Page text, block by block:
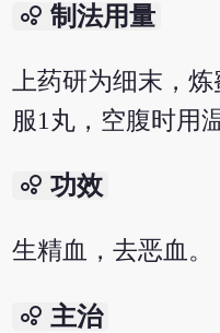
bubble_chart 制法用量
上药研为细末，
服1丸，空腹时用
bubble_chart 功效
生精血，去恶血。
bubble_chart 主治